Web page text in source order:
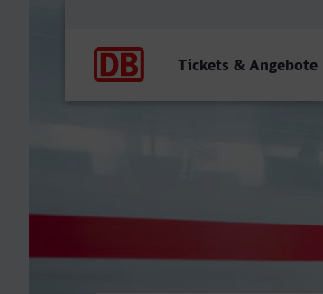
Tickets & Angebote